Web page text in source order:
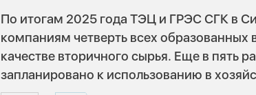
По итогам 2025 года ТЭЦ и ГРЭС СГК в
компаниям четверть всех
качестве вторичного сырья. Еще в пять
запланировано к использованию в